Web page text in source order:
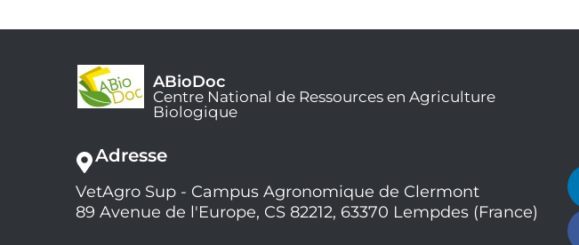
ABioDoc
Centre National de Ressources en Agriculture
Biologique
Adresse
VetAgro Sup - Campus Agronomique de Clermont
89 Avenue de l'Europe, CS 82212, 63370 Lempdes (France)